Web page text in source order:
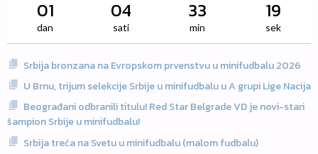
01
dan
04
sati
33
min
19
sek
Srbija bronzana na Evropskom prvenstvu u minifudbalu 2026
U Brnu, trijum selekcije Srbije u minifudbalu u A grupi Lige Nacija
Beograđani odbranili titulu! Red Star Belgrade VD je novi-stari
šampion Srbije u minifudbalu!
Srbija treća na Svetu u minifudbalu (malom fudbalu)